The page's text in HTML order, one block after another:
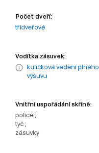
Počet dveří:
třídveřové
Vodítka zásuvek:
kuličková vedení plného
výsuvu
Vnitřní uspořádání skříně:
police ;
tyč ;
zásuvky